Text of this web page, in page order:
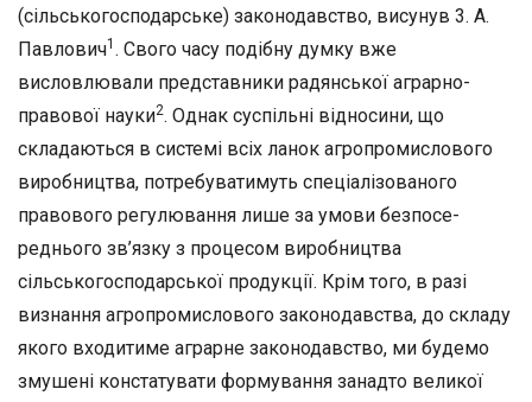
(сільськогос­подарське) законодавство, висунув 3. А.
Павлович1 . Свого часу по­дібну думку вже
висловлювали представники радянської аграрно-
правової науки2. Однак суспільні відносини, що
складаються в сис­темі всіх ланок агропромислового
виробництва, потребуватимуть спеціалізованого
правового регулювання лише за умови безпосе­
реднього зв’язку з процесом виробництва
сільськогосподарської продукції. Крім того, в разі
визнання агропромислового законо­давства, до складу
якого входитиме аграрне законодавство, ми бу­демо
змушені констатувати формування занадто великої